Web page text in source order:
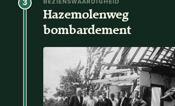
3
Hazemolenweg
bombardement